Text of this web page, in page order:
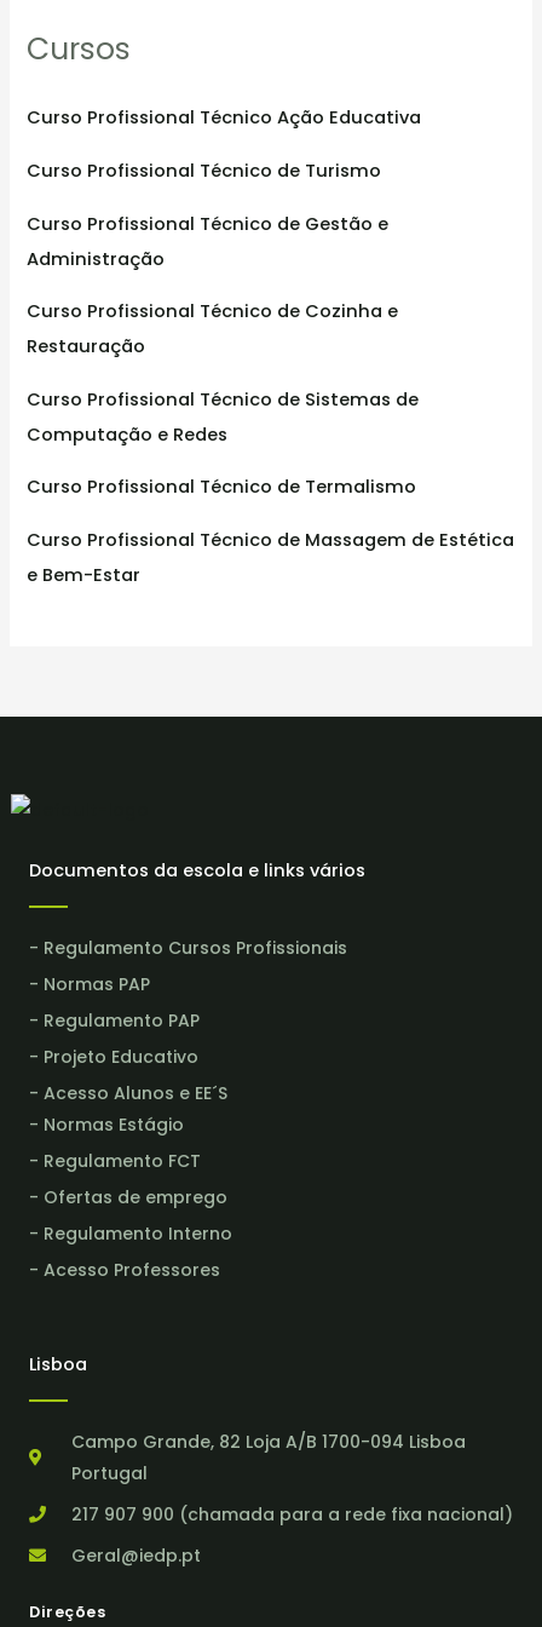
c
f
r
:
Cursos
Curso Profissional Técnico Ação Educativa
Curso Profissional Técnico de Turismo
Curso Profissional Técnico de Gestão e
Administração
Curso Profissional Técnico de Cozinha e
Restauração
Curso Profissional Técnico de Sistemas de
Computação e Redes
Curso Profissional Técnico de Termalismo
Curso Profissional Técnico de Massagem de Estética
e Bem-Estar
Documentos da escola e links vários
- Regulamento Cursos Profissionais
- Normas PAP
- Regulamento PAP
- Projeto Educativo
- Acesso Alunos e EE´S
- Normas Estágio
- Regulamento FCT
- Ofertas de emprego
- Regulamento Interno
- Acesso Professores
Lisboa
Campo Grande, 82 Loja A/B 1700-094 Lisboa
Portugal
217 907 900 (chamada para a rede fixa nacional)
Geral@iedp.pt
Direções